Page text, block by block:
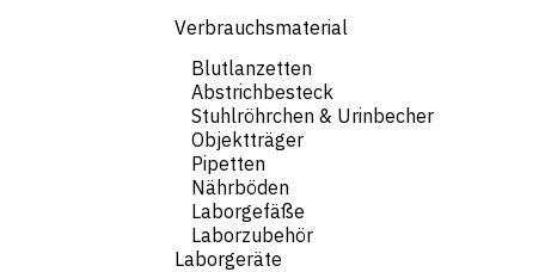
Verbrauchsmaterial
Blutlanzetten
Abstrichbesteck
Stuhlröhrchen & Urinbecher
Objektträger
Pipetten
Nährböden
Laborgefäße
Laborzubehör
Laborgeräte